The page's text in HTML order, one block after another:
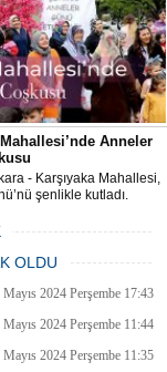
Mahallesi’nde Anneler
- Karşıyaka Mahallesi,
şenlikle kutladı.
düzenlenen 1. Karşıyaka
Mayıs 2024 Pazartesi 15:47
OLDU
Mayıs 2024 Pazartesi 15:31
Mayıs 2024 Perşembe 17:43
Mayıs 2024 Perşembe 11:44
Mayıs 2024 Perşembe 11:35